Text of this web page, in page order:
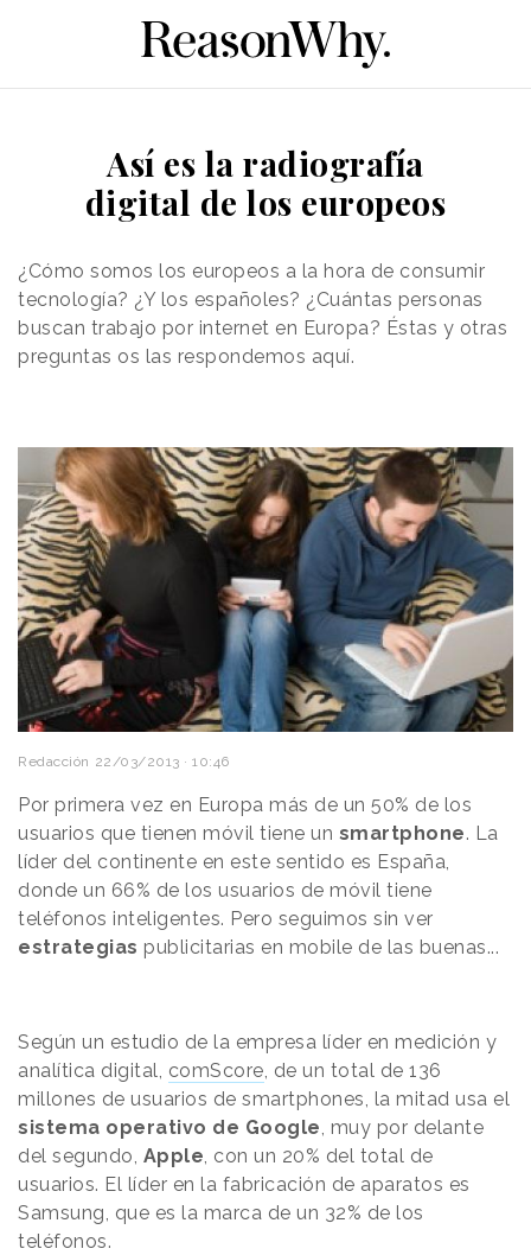
Así es la radiografía
digital de los europeos
¿Cómo somos los europeos a la hora de consumir
tecnología? ¿Y los españoles? ¿Cuántas personas
buscan trabajo por internet en Europa? Éstas y otras
preguntas os las respondemos aquí.
Redacción 22/03/2013 · 10:46
Por primera vez en Europa más de un 50% de los
usuarios que tienen móvil tiene un smartphone. La
líder del continente en este sentido es España,
donde un 66% de los usuarios de móvil tiene
teléfonos inteligentes. Pero seguimos sin ver
estrategias publicitarias en mobile de las buenas...
Según un estudio de la empresa líder en medición y
analítica digital, comScore, de un total de 136
millones de usuarios de smartphones, la mitad usa el
sistema operativo de Google, muy por delante
del segundo, Apple, con un 20% del total de
usuarios. El líder en la fabricación de aparatos es
Samsung, que es la marca de un 32% de los
teléfonos.